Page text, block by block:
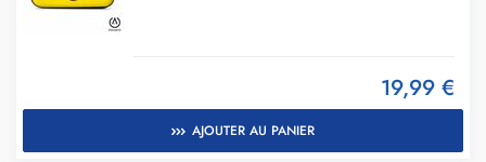
19,99 €
AJOUTER AU PANIER